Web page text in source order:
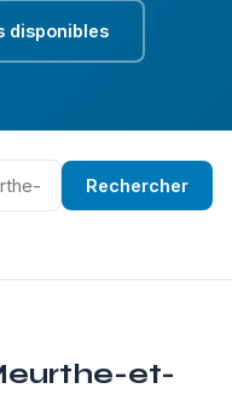
disponibles
Rechercher
et-